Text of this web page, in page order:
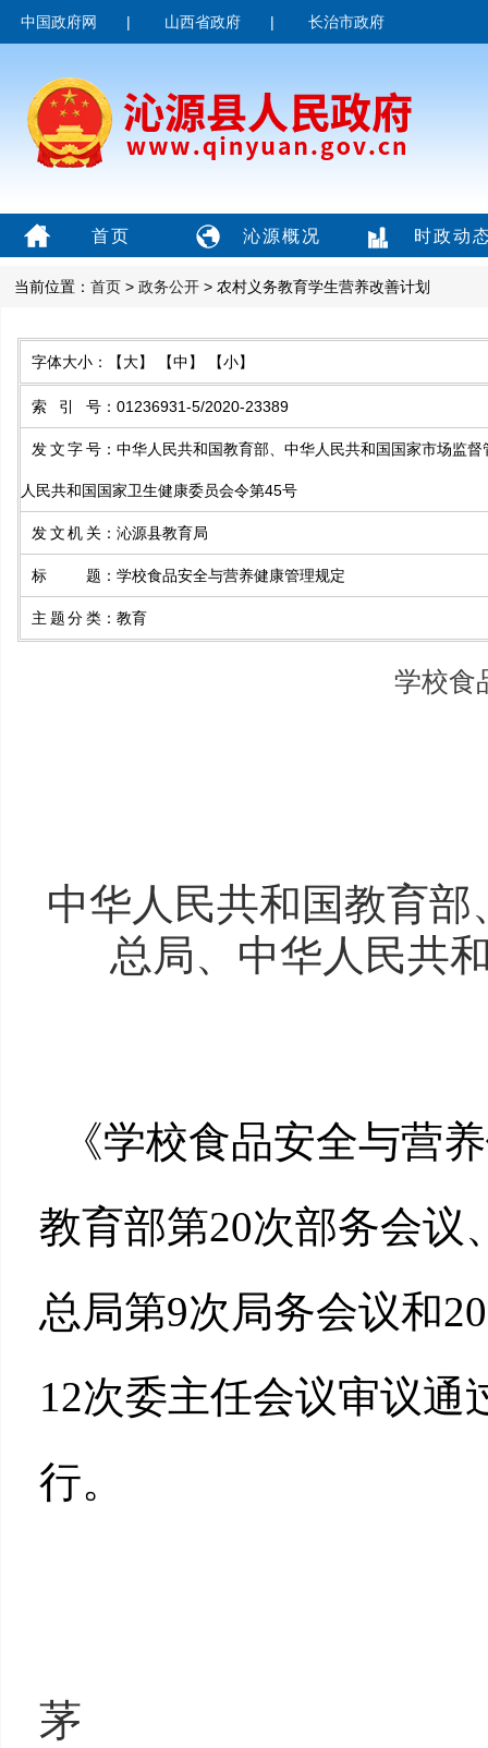
中国政府网 | 山西省政府 | 长治市政府
首页 沁源概况 时政动
当前位置： 首页 > 政务公开 > 农村义务教育学生营养改善计划
字体大小： 【大】 【中】 【小】
索引号 ： 01236931-5/2020-23389
发文字号 ： 中华人民共和国教育部、中华人民共和国国家市场监督
人民共和国国家卫生健康委员会令第45号
发文机关 ： 沁源县教育局
标题 ： 学校食品安全与营养健康管理规定
主题分类 ： 教育
学校食
中华人民共和国教育
总局、中华人民共
《学校食品安全与营
教育部第20次部务会议
总局第9次局务会议和
12次委主任会议审议通
行。
茅